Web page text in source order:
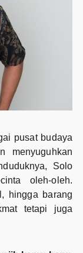
pusat budaya
menyuguhkan
Solo
oleh-oleh.
hingga barang
tetapi juga